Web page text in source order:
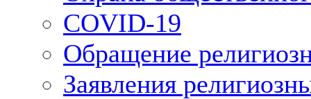
COVID-19
Обращение
Заявления